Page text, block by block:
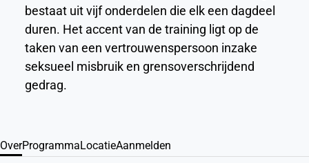
bestaat uit vijf onderdelen die elk een dagdeel
duren. Het accent van de training ligt op de
taken van een vertrouwenspersoon inzake
seksueel misbruik en grensoverschrijdend
gedrag.
OverProgrammaLocatieAanmelden